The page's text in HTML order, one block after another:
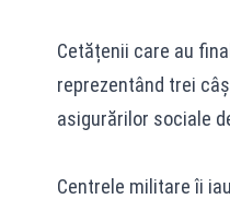
Cetățenii care au
reprezentând trei
asigurărilor sociale
Centrele militare îi